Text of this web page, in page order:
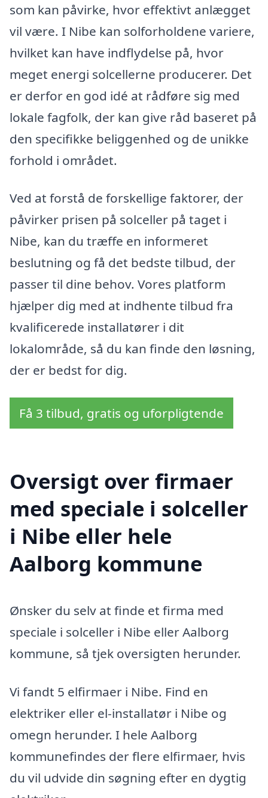
som kan påvirke, hvor effektivt anlægget
vil være. I Nibe kan solforholdene variere,
hvilket kan have indflydelse på, hvor
meget energi solcellerne producerer. Det
er derfor en god idé at rådføre sig med
lokale fagfolk, der kan give råd baseret på
den specifikke beliggenhed og de unikke
forhold i området.
Ved at forstå de forskellige faktorer, der
påvirker prisen på solceller på taget i
Nibe, kan du træffe en informeret
beslutning og få det bedste tilbud, der
passer til dine behov. Vores platform
hjælper dig med at indhente tilbud fra
kvalificerede installatører i dit
lokalområde, så du kan finde den løsning,
der er bedst for dig.
Få 3 tilbud, gratis og uforpligtende
Oversigt over firmaer
med speciale i solceller
i Nibe eller hele
Aalborg kommune
Ønsker du selv at finde et firma med
speciale i solceller i Nibe eller Aalborg
kommune, så tjek oversigten herunder.
Vi fandt 5 elfirmaer i Nibe. Find en
elektriker eller el-installatør i Nibe og
omegn herunder. I hele Aalborg
kommunefindes der flere elfirmaer, hvis
du vil udvide din søgning efter en dygtig